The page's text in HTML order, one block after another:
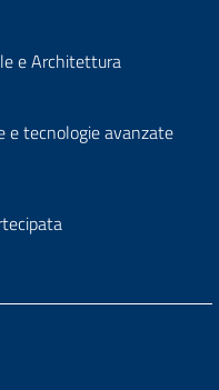
e Architettura
e tecnologie avanzate